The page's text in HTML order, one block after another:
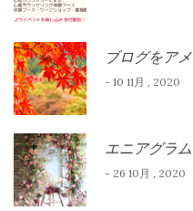
ブログをア
- 10 11月 , 2020
エニアグラ
- 26 10月 , 2020